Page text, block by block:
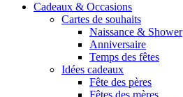
Cadeaux & Occasions
Cartes de souhaits
Naissance & Shower
Anniversaire
Temps des fêtes
Idées cadeaux
Fête des pères
Fêtes des mères